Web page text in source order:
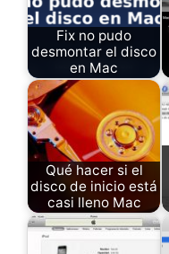
Fix no pudo
desmontar el disco
en Mac
Qué hacer si el
disco de inicio está
casi lleno Mac